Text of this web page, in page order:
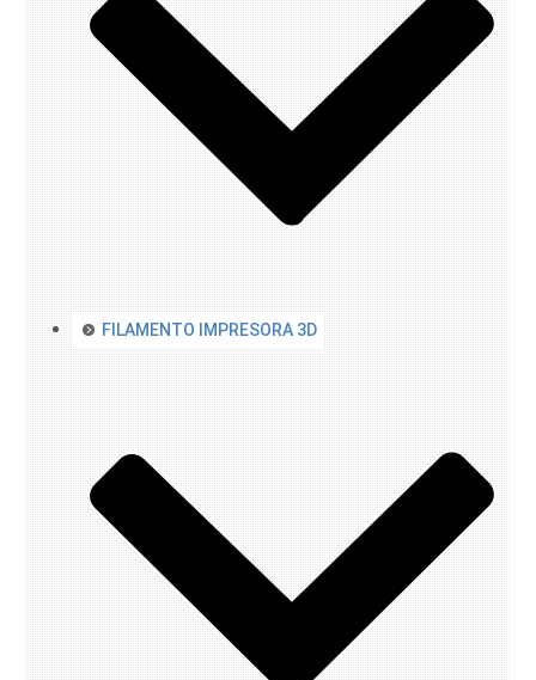
FILAMENTO IMPRESORA 3D